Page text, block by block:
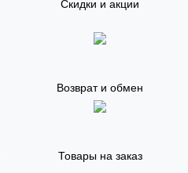
Скидки и акции
Возврат и обмен
Товары на заказ